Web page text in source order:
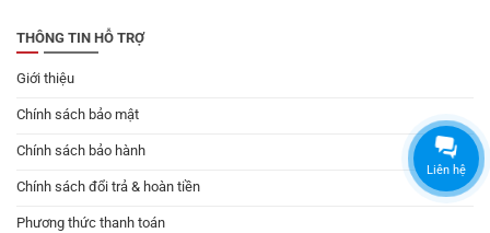
THÔNG TIN HỖ TRỢ
Giới thiệu
Chính sách bảo mật
Chính sách bảo hành
Chính sách đổi trả & hoàn tiền
Phương thức thanh toán
Liên hệ